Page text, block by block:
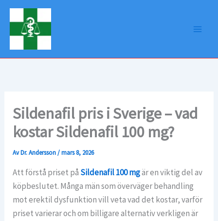
Hoppa
innehåll
Sildenafil pris i Sverige – vad
kostar Sildenafil 100 mg?
AvDr. Andersson/mars 8, 2026
Att förstå priset på Sildenafil 100 mgär en viktig del av
köpbeslutet. Många män som överväger behandling
mot erektil dysfunktion vill veta vad det kostar, varför
priset varierar och om billigare alternativ verkligen är